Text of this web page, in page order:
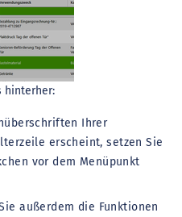
hinterher:
Ihrer
erscheint, setzen Sie
vor dem Menüpunkt
außerdem die Funktionen